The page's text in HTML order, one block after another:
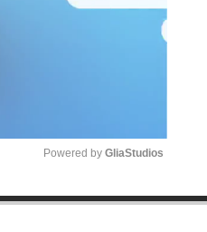
M
Powered by GliaStudios